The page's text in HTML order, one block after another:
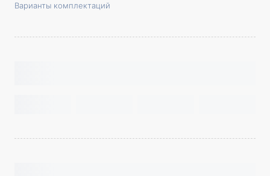
Варианты комплектаций